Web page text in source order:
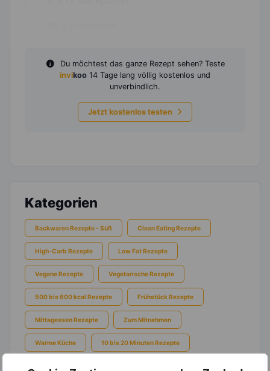
Du möchtest das ganze Rezept sehen? Teste
invikoo 14 Tage lang völlig kostenlos und
unverbindlich.
Jetzt kostenlos testen
Kategorien
Backwaren Rezepte - Süß Clean Eating Rezepte
High-Carb Rezepte Low Fat Rezepte
Vegane Rezepte Vegetarische Rezepte
500 bis 600 kcal Rezepte Frühstück Rezepte
Mittagessen Rezepte Zum Mitnehmen
Warme Küche 10 bis 20 Minuten Rezepte